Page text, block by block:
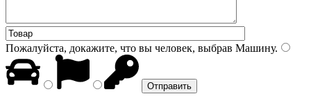
Пожалуйста, докажите, что вы человек, выбрав Машину.